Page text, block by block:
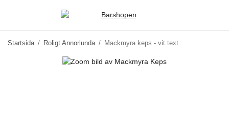
Startsida / Roligt Annorlunda / Mackmyra keps - vit text